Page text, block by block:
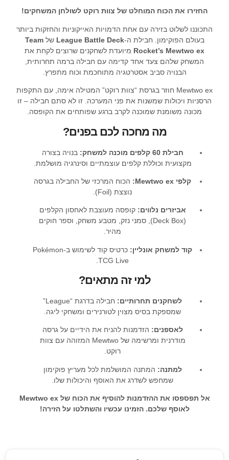
החזירו את הכוח המוחלט של צוות רוקט לשולחן המשחקים!
התכוננו לשלוט בזירה עם אחת הדמויות האייקוניות והחזקות ביותר
בעולם הפוקימון. חבילת ה-League Battle Deck שלTeam
Rocket’s Mewtwo ex מיועדת לשחקנים שרוצים לקחת את
המשחק שלהם צעד אחד קדימה עם חבילה ברמה תחרותית,
הבנויה סביב אסטרטגיה מתוחכמת וכוח מתפרץ.
Mewtwo ex חוזר בגרסת “צוות רוקט” המטילה אימה, עם התקפות
הרסניות ויכולות שמשנות את פני המערכה. זו לא סתם חבילה – זו
מכונה משומנת שמוכנה לקרב ברגע שפותחים את הקופסה.
מה מחכה לכם בפנים?
חבילת 60 קלפים מוכנה למשחק:
בנויה בצורה
מקצועית וכוללת קלפים עוצמתיים וסינרגיה מושלמת.
קלפי Mewtwo ex:
הכוח המרכזי של החבילה בגרסה
נוצצת (Foil).
אביזרים נלווים: קופסה מעוצבת לאחסון הקלפים
(Deck Box), סמני נזק, מטבע משחק, וספר חוקים
מהיר.
קוד למשחק אונליין:
כרטיס קוד לשימוש ב-Pokémon
TCG Live.
למי זה מתאים?
לשחקנים תחרותיים:
חבילה בדרגת “League”
שמספקת בסיס מצוין לטורנירים ומשחקי ליגה.
לאספנים: הזדמנות להניח את הידיים על גרסה
מודרנית ומרשימה של Mewtwo המזוהה עם צוות
רוקט.
למתנה: המתנה המושלמת לכל מעריץ פוקימון
שמחפש לשדרג את האוסף והיכולות שלו.
אל תפספסו את ההזדמנות להוסיף את הכוח של Mewtwo ex
לאוסף שלכם. הזמינו עכשיו והשתלטו על הזירה!